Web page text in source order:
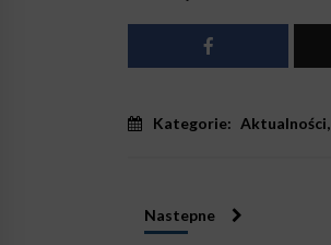
Kategorie: Aktualności,
Nastepne